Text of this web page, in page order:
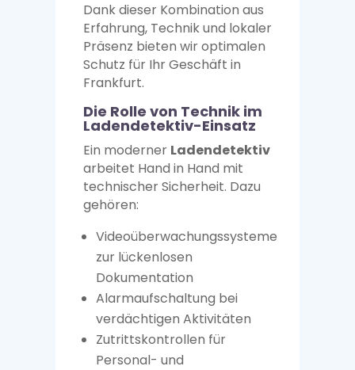
Dank dieser Kombination aus
Erfahrung, Technik und lokaler
Präsenz bieten wir optimalen
Schutz für Ihr Geschäft in
Frankfurt.
Die Rolle von Technik im
Ladendetektiv-Einsatz
Ein moderner Ladendetektiv
arbeitet Hand in Hand mit
technischer Sicherheit. Dazu
gehören:
Videoüberwachungssysteme
zur lückenlosen
Dokumentation
Alarmaufschaltung bei
verdächtigen Aktivitäten
Zutrittskontrollen für
Personal- und